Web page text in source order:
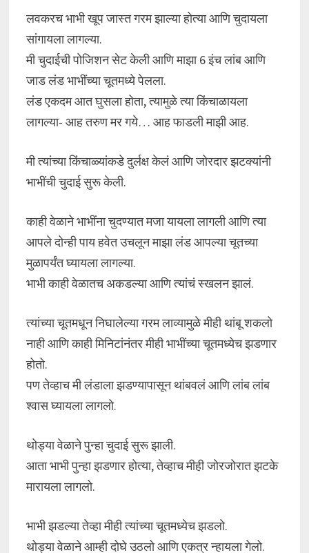
लवकरच भाभी खूप जास्त गरम झाल्या होत्या आणि चुदायला
सांगायला लागल्या.
मी चुदाईची पोजिशन सेट केली आणि माझा 6 इंच लांब आणि
जाड लंड भाभींच्या चूतमध्ये पेलला.
लंड एकदम आत घुसला होता, त्यामुळे त्या किंचाळायला
लागल्या- आह तरुण मर गये… आह फाडली माझी आह.
मी त्यांच्या किंचाळ्यांकडे दुर्लक्ष केलं आणि जोरदार झटक्यांनी
भाभींची चुदाई सुरू केली.
काही वेळाने भाभींना चुदण्यात मजा यायला लागली आणि त्या
आपले दोन्ही पाय हवेत उचलून माझा लंड आपल्या चूतच्या
मुळापर्यंत घ्यायला लागल्या.
भाभी काही वेळातच अकडल्या आणि त्यांचं स्खलन झालं.
त्यांच्या चूतमधून निघालेल्या गरम लाव्यामुळे मीही थांबू शकलो
नाही आणि काही मिनिटांनंतर मीही भाभींच्या चूतमध्येच झडणार
होतो.
पण तेव्हाच मी लंडाला झडण्यापासून थांबवलं आणि लांब लांब
श्वास घ्यायला लागलो.
थोड्या वेळाने पुन्हा चुदाई सुरू झाली.
आता भाभी पुन्हा झडणार होत्या, तेव्हाच मीही जोरजोरात झटके
मारायला लागलो.
भाभी झडल्या तेव्हा मीही त्यांच्या चूतमध्येच झडलो.
थोड्या वेळाने आम्ही दोघे उठलो आणि एकत्र न्हायला गेलो.